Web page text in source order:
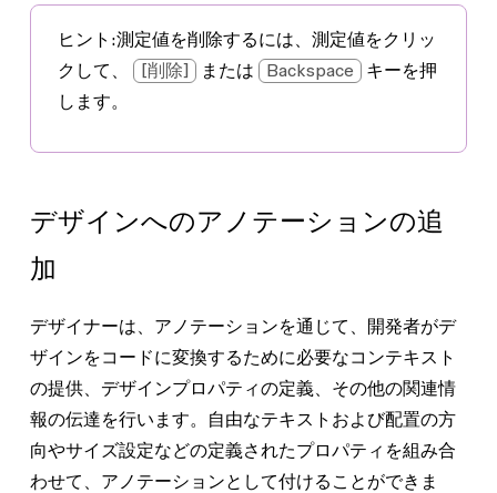
ヒント:測定値を削除するには、測定値をクリッ
クして、
[削除] または Backspace
キーを押
します。
デザインへのアノテーションの追
加
デザイナーは、アノテーションを通じて、開発者がデ
ザインをコードに変換するために必要なコンテキスト
の提供、デザインプロパティの定義、その他の関連情
報の伝達を行います。自由なテキストおよび配置の方
向やサイズ設定などの定義されたプロパティを組み合
わせて、アノテーションとして付けることができま